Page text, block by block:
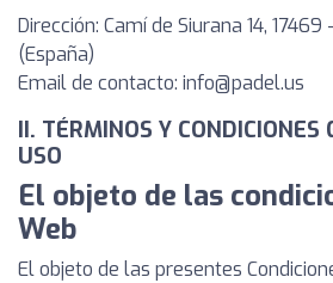
Dirección: Camí de Siurana 14,
(España)
Email de contacto: info@padel.us
II. TÉRMINOS Y CONDICIONES
USO
El objeto de las
Web
El objeto de las presentes